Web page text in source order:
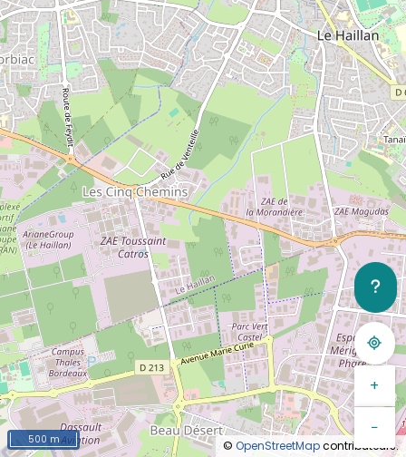
+
−
© OpenStreetMapcontributeurs.
500 m